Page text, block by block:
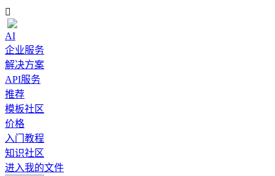

AI
企业服务
解决方案
API服务
推荐
模板社区
价格
入门教程
知识社区
进入我的文件